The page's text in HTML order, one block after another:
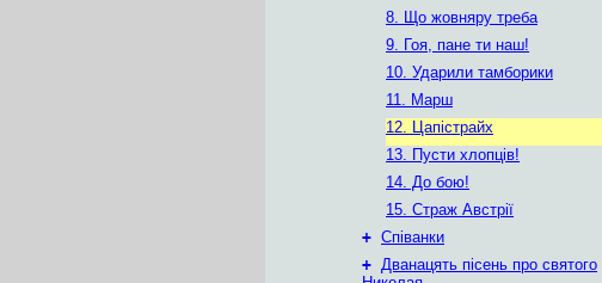
8. Що жовняру треба
9. Гоя, пане ти наш!
10. Ударили тамборики
11. Марш
12. Цапістрайх
13. Пусти хлопців!
14. До бою!
15. Страж Австрії
+ Співанки
+ Дванацять пісень про святого